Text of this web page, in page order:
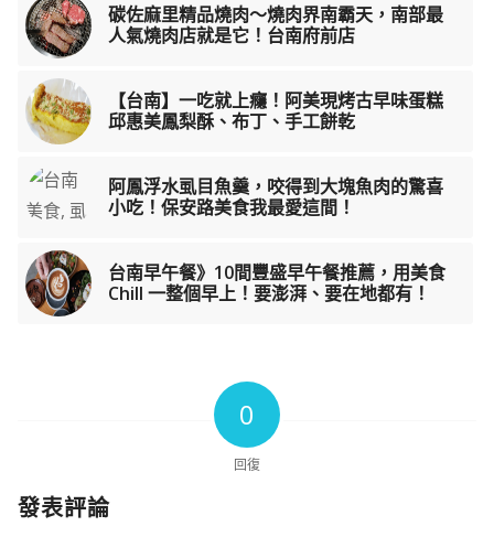
碳佐麻里精品燒肉～燒肉界南霸天，南部最
人氣燒肉店就是它！台南府前店
【台南】一吃就上癮！阿美現烤古早味蛋糕
邱惠美鳳梨酥、布丁、手工餅乾
阿鳳浮水虱目魚羹，咬得到大塊魚肉的驚喜
小吃！保安路美食我最愛這間！
台南早午餐》10間豐盛早午餐推薦，用美食
Chill 一整個早上！要澎湃、要在地都有！
0
回復
發表評論